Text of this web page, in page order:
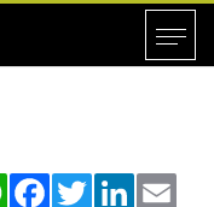
WhatsAppFacebookTwitterLinkedIn